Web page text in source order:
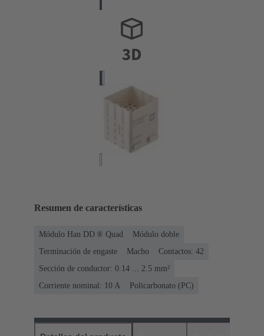
Resumen de características
Módulo Han DD ® Quad
Módulo doble
Terminación de engaste
Macho
Contactos: 42
Sección de conductor: 0.14 ... 2.5 mm²
Corriente nominal: ‌10 A
Policarbonato (PC)